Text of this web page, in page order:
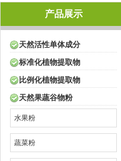
产品展示
天然活性单体成分
标准化植物提取物
比例化植物提取物
天然果蔬谷物粉
水果粉
蔬菜粉